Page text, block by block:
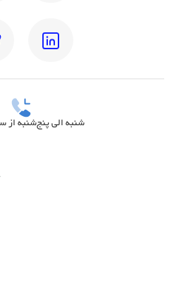
شنبه الی پنج‌شنبه از ساعت